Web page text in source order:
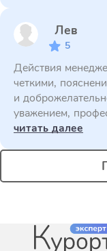
Лев
5
Действия
четкими,
и
уважением,
читать далее